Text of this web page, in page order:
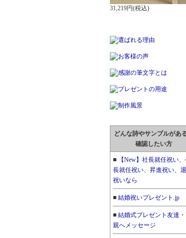
31,219円(税込)
どんな詩やサンプルがあ
確認したい方
■【New】社長就任祝い、
長就任祝い、昇進祝い、
祝いなら
■結婚祝いプレゼント.jp
■結婚式プレゼント友達
親へメッセージ